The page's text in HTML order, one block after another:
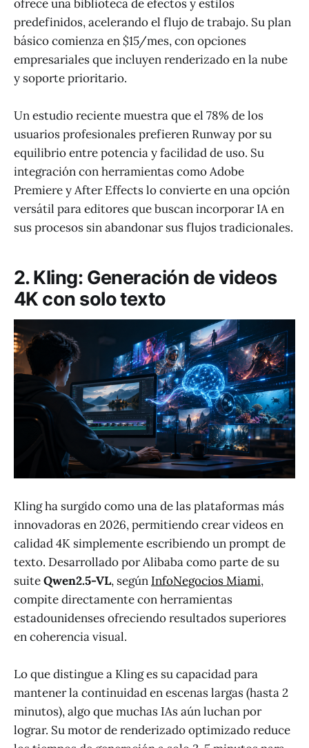
ofrece una biblioteca de efectos y estilos
predefinidos, acelerando el flujo de trabajo. Su plan
básico comienza en $15/mes, con opciones
empresariales que incluyen renderizado en la nube
y soporte prioritario.
Un estudio reciente muestra que el 78% de los
usuarios profesionales prefieren Runway por su
equilibrio entre potencia y facilidad de uso. Su
integración con herramientas como Adobe
Premiere y After Effects lo convierte en una opción
versátil para editores que buscan incorporar IA en
sus procesos sin abandonar sus flujos tradicionales.
2. Kling: Generación de videos
4K con solo texto
Kling ha surgido como una de las plataformas más
innovadoras en 2026, permitiendo crear videos en
calidad 4K simplemente escribiendo un prompt de
texto. Desarrollado por Alibaba como parte de su
suiteQwen2.5-VL, según InfoNegocios Miami,
compite directamente con herramientas
estadounidenses ofreciendo resultados superiores
en coherencia visual.
Lo que distingue a Kling es su capacidad para
mantener la continuidad en escenas largas (hasta 2
minutos), algo que muchas IAs aún luchan por
lograr. Su motor de renderizado optimizado reduce